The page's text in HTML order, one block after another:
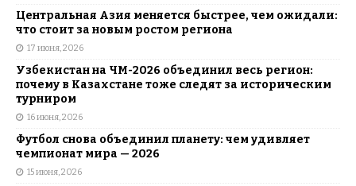
Центральная Азия меняется быстрее, чем ожидали:
что стоит за новым ростом региона
17 июня, 2026
Узбекистан на ЧМ-2026 объединил весь регион:
почему в Казахстане тоже следят за историческим
турниром
16 июня, 2026
Футбол снова объединил планету: чем удивляет
чемпионат мира — 2026
15 июня, 2026